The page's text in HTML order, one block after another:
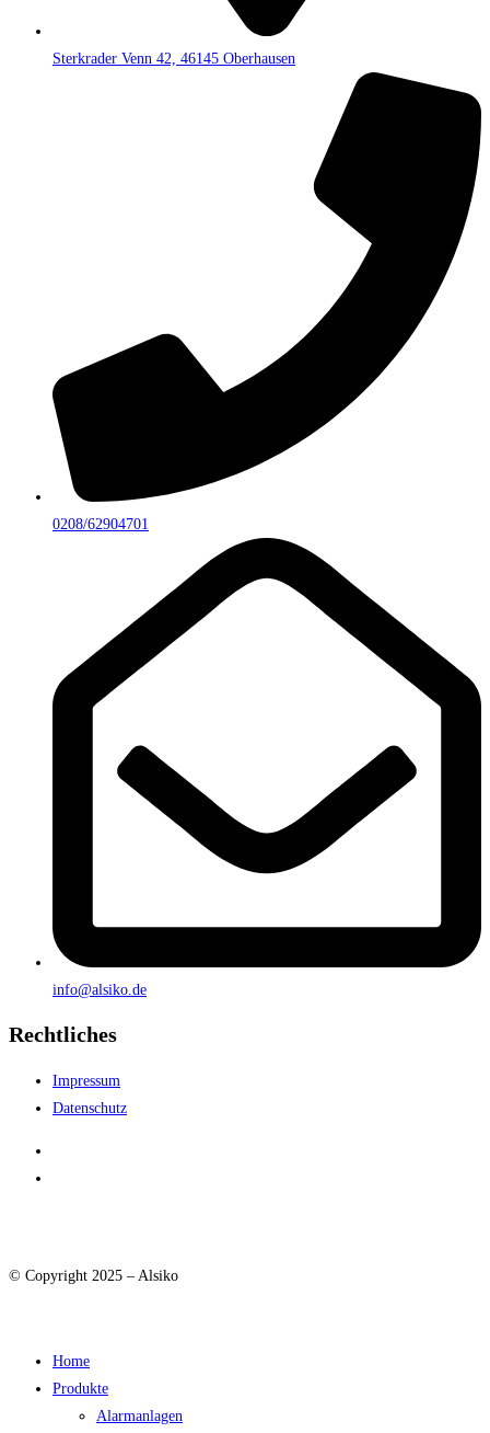
Sterkrader Venn 42, 46145 Oberhausen
0208/62904701
info@alsiko.de
Rechtliches
Impressum
Datenschutz
© Copyright 2025 – Alsiko
Home
Produkte
Alarmanlagen